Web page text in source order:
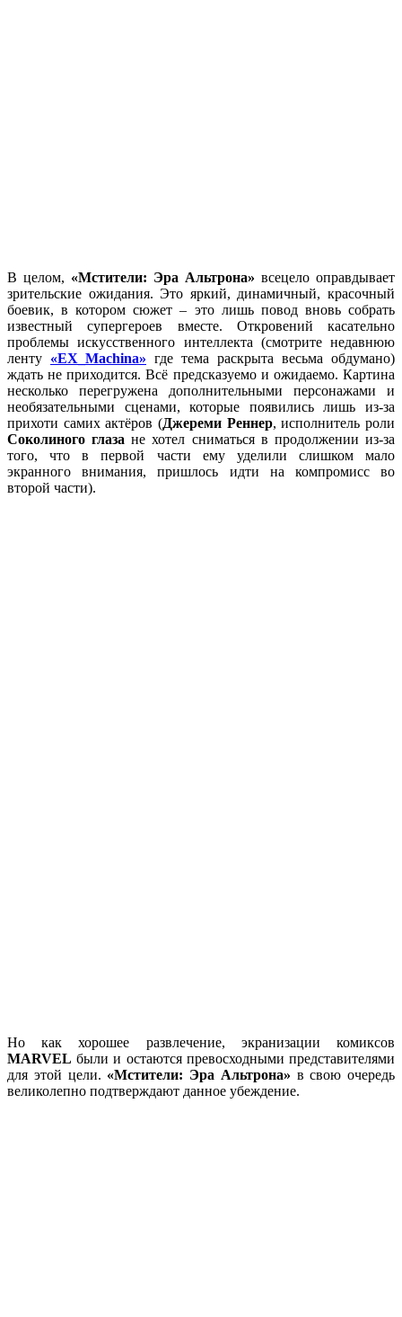
В целом, «Мстители: Эра Альтрона» всецело оправдывает
зрительские ожидания. Это яркий, динамичный, красочный
боевик, в котором сюжет – это лишь повод вновь собрать
известный супергероев вместе. Откровений касательно
проблемы искусственного интеллекта (смотрите недавнюю
ленту «EX_Machina» где тема раскрыта весьма обдумано)
ждать не приходится. Всё предсказуемо и ожидаемо. Картина
несколько перегружена дополнительными персонажами и
необязательными сценами, которые появились лишь из-за
прихоти самих актёров (Джереми Реннер, исполнитель роли
Соколиного глаза не хотел сниматься в продолжении из-за
того, что в первой части ему уделили слишком мало
экранного внимания, пришлось идти на компромисс во
второй части).
Но как хорошее развлечение, экранизации комиксов
MARVEL были и остаются превосходными представителями
для этой цели. «Мстители: Эра Альтрона» в свою очередь
великолепно подтверждают данное убеждение.